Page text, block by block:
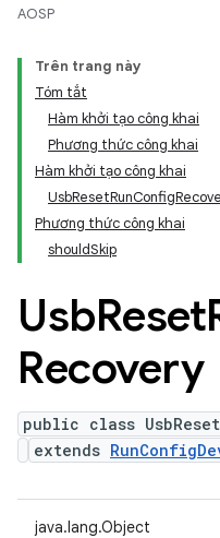
AOSP
Trên trang này
Tóm tắt
Hàm khởi tạo công khai
Phương thức công khai
Hàm khởi tạo công khai
Phương thức công khai
shouldSkip
UsbReset
Recovery
public class
extends
java.lang.Object